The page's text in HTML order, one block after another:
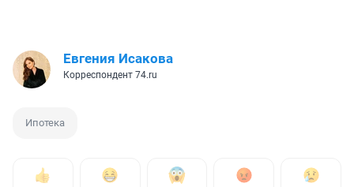
Евгения Исакова
Корреспондент 74.ru
Ипотека